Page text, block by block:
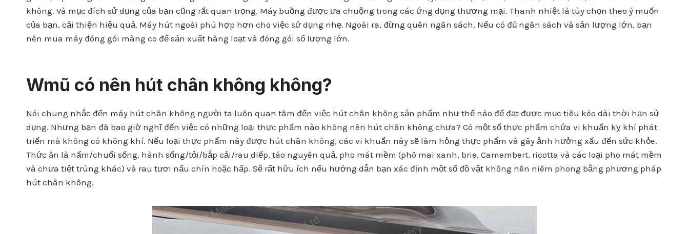
không. Và mục đích sử dụng của bạn cũng rất quan trọng. Máy buồng được ưa chuộng trong các ứng dụng thương mại. Thanh nhiệt là tùy chọn theo ý muốn
của bạn, cải thiện hiệu quả. Máy hút ngoài phù hợp hơn cho việc sử dụng nhẹ. Ngoài ra, đừng quên ngân sách. Nếu có đủ ngân sách và sản lượng lớn, bạn
nên mua máy đóng gói màng co để sản xuất hàng loạt và đóng gói số lượng lớn.
Wmũ có nên hút chân không không?
Nói chung nhắc đến máy hút chân không người ta luôn quan tâm đến việc hút chân không sản phẩm như thế nào để đạt được mục tiêu kéo dài thời hạn sử
dụng. Nhưng bạn đã bao giờ nghĩ đến việc có những loại thực phẩm nào không nên hút chân không chưa? Có một số thực phẩm chứa vi khuẩn kỵ khí phát
triển mà không có không khí. Nếu loại thực phẩm này được hút chân không, các vi khuẩn này sẽ làm hỏng thực phẩm và gây ảnh hưởng xấu đến sức khỏe.
Thức ăn là nấm/chuối sống, hành sống/tỏi/bắp cải/rau diếp, táo nguyên quả, pho mát mềm (phô mai xanh, brie, Camembert, ricotta và các loại pho mát mềm
và chưa tiệt trùng khác) và rau tươi nấu chín hoặc hấp. Sẽ rất hữu ích nếu hướng dẫn bạn xác định một số đồ vật không nên niêm phong bằng phương pháp
hút chân không.